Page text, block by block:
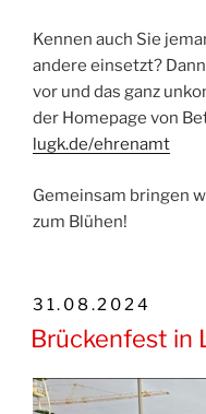
Kennen auch Sie
andere einsetzt?
vor und das ganz
der Homepage von
lugk.de/ehrenamt
Gemeinsam bringen
zum Blühen!
AM
31.08.2024
Brückenfest in